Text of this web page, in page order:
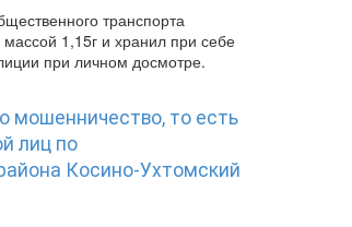
транспорта
1,15г и хранил при себе
при личном досмотре.
мошенничество, то есть
лиц по
Косино-Ухтомский